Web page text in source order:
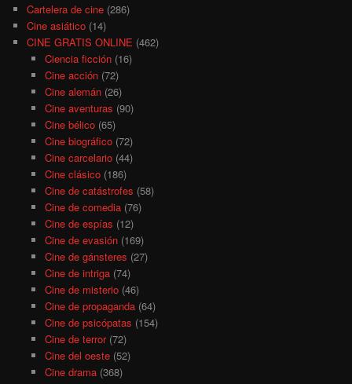
Cartelera de cine (286)
Cine asiático (14)
CINE GRATIS ONLINE (462)
Ciencia ficción(16)
Cine acción(72)
Cine alemán(26)
Cine aventuras (90)
Cine bélico(65)
Cine biográfico(72)
Cine carcelario(44)
Cine clásico(186)
Cine de catástrofes (58)
Cine de comedia(76)
Cine de espías (12)
Cine de evasión(169)
Cine de gánsteres (27)
Cine de intriga(74)
Cine de misterio(46)
Cine de propaganda(64)
Cine de psicópatas (154)
Cine de terror(72)
Cine del oeste(52)
Cine drama(368)